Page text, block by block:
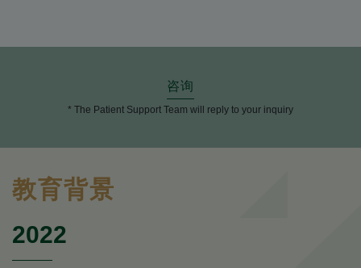
咨询
* The Patient Support Team will reply to your inquiry
教育背景
2022